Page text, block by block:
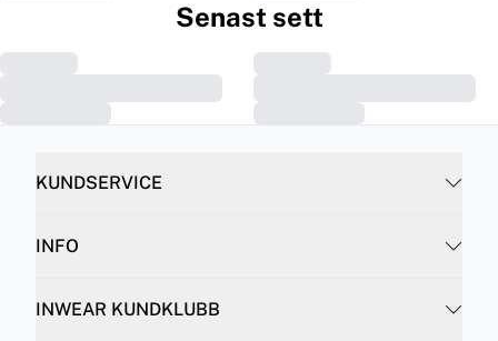
Senast sett
KUNDSERVICE
INFO
INWEAR KUNDKLUBB